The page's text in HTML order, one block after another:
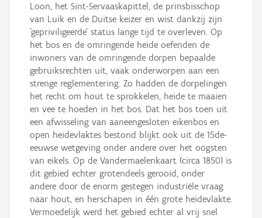
Loon, het Sint-Servaaskapittel, de prinsbisschop
van Luik en de Duitse keizer en wist dankzij zijn
'gepriviligeerde' status lange tijd te overleven. Op
het bos en de omringende heide oefenden de
inwoners van de omringende dorpen bepaalde
gebruiksrechten uit, vaak onderworpen aan een
strenge reglementering. Zo hadden de dorpelingen
het recht om hout te sprokkelen, heide te maaien
en vee te hoeden in het bos. Dat het bos toen uit
een afwisseling van aaneengesloten eikenbos en
open heidevlaktes bestond blijkt ook uit de 15de-
eeuwse wetgeving onder andere over het oogsten
van eikels. Op de Vandermaelenkaart (circa 1850) is
dit gebied echter grotendeels gerooid, onder
andere door de enorm gestegen industriële vraag
naar hout, en herschapen in één grote heidevlakte.
Vermoedelijk werd het gebied echter al vrij snel